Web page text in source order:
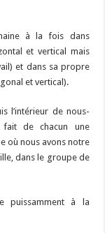
à la fois dans
et vertical mais
et dans sa propre
et vertical).
l’intérieur de nous-
fait de chacun une
où nous avons notre
dans le groupe de
puissamment à la